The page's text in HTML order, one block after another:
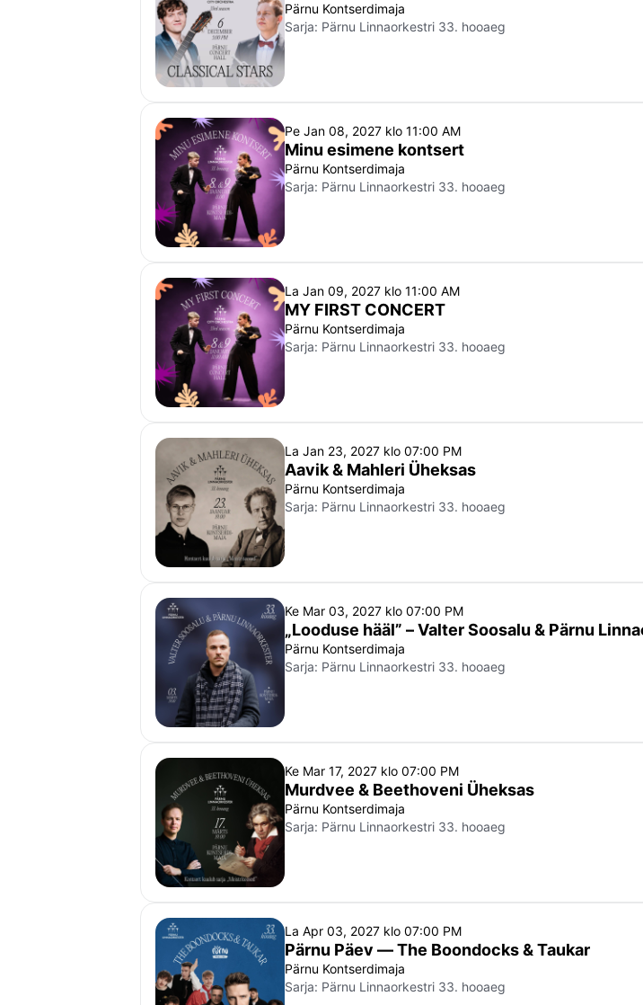
Pärnu Kontserdimaja
Sarja: Pärnu Linnaorkestri 33. hooaeg
Pe Jan 08, 2027 klo 11:00 AM
Minu esimene kontsert
Pärnu Kontserdimaja
Sarja: Pärnu Linnaorkestri 33. hooaeg
La Jan 09, 2027 klo 11:00 AM
MY FIRST CONCERT
Pärnu Kontserdimaja
Sarja: Pärnu Linnaorkestri 33. hooaeg
La Jan 23, 2027 klo 07:00 PM
Aavik & Mahleri Üheksas
Pärnu Kontserdimaja
Sarja: Pärnu Linnaorkestri 33. hooaeg
Ke Mar 03, 2027 klo 07:00 PM
„Looduse hääl” – Valter Soosalu & Pärnu
Pärnu Kontserdimaja
Sarja: Pärnu Linnaorkestri 33. hooaeg
Ke Mar 17, 2027 klo 07:00 PM
Murdvee & Beethoveni Üheksas
Pärnu Kontserdimaja
Sarja: Pärnu Linnaorkestri 33. hooaeg
La Apr 03, 2027 klo 07:00 PM
Pärnu Päev — The Boondocks & Taukar
Pärnu Kontserdimaja
Sarja: Pärnu Linnaorkestri 33. hooaeg